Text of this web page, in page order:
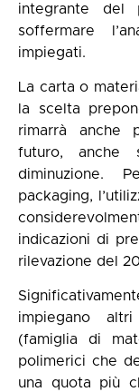
integrante del
soffermare
impiegati.
La carta o
la scelta
rimarrà anche
futuro,
diminuzione.
packaging,
indicazioni di
rilevazione del
impiegano
(famiglia di
polimerici che
una quota più